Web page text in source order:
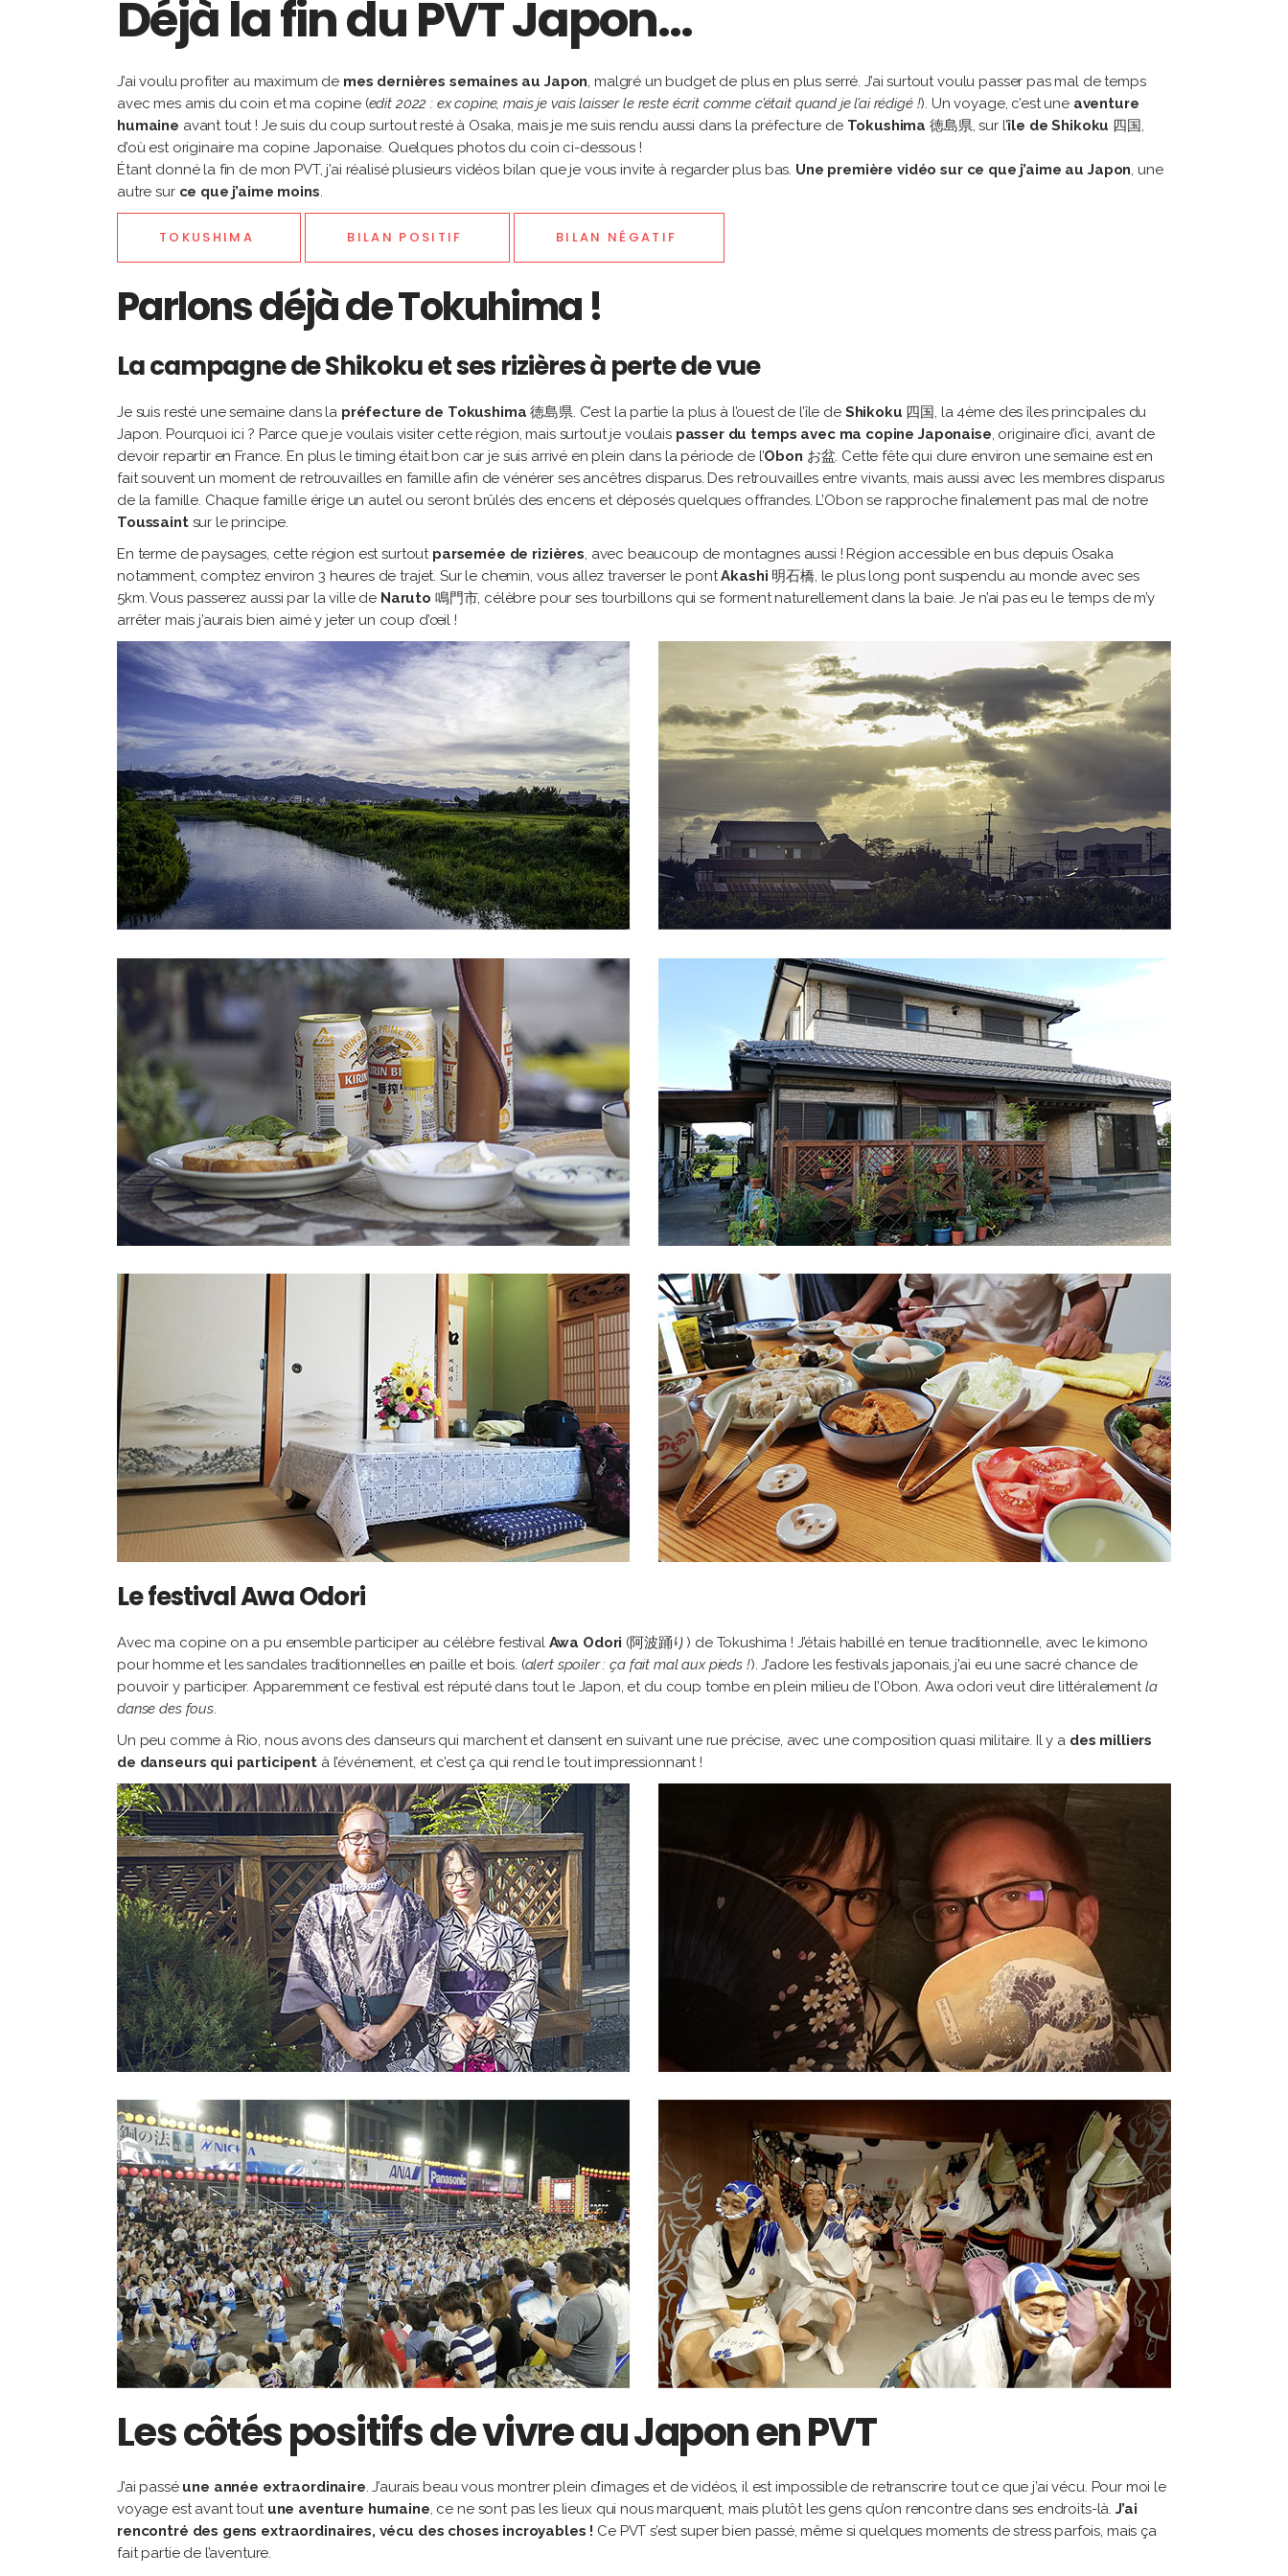
Déjà la fin du PVT Japon…
J’ai voulu profiter au maximum de mes dernières semaines au Japon, malgré un budget de plus en plus serré. J’ai surtout voulu passer pas mal de temps
avec mes amis du coin et ma copine (edit 2022 : ex copine, mais je vais laisser le reste écrit comme c’était quand je l’ai rédigé !). Un voyage, c’est une aventure
humaine avant tout ! Je suis du coup surtout resté à Osaka, mais je me suis rendu aussi dans la préfecture de Tokushima徳島県, sur l’île de Shikoku 四国,
d’où est originaire ma copine Japonaise. Quelques photos du coin ci-dessous !
Étant donné la fin de mon PVT, j’ai réalisé plusieurs vidéos bilan que je vous invite à regarder plus bas. Une première vidéo sur ce que j’aime au Japon, une
autre sur ce que j’aime moins.
TOKUSHIMA BILAN POSITIF BILAN NÉGATIF
Parlons déjà de Tokuhima !
La campagne de Shikoku et ses rizières à perte de vue
Je suis resté une semaine dans la préfecture de Tokushima徳島県. C’est la partie la plus à l’ouest de l’île de Shikoku 四国, la 4ème des îles principales du
Japon. Pourquoi ici ? Parce que je voulais visiter cette région, mais surtout je voulais passer du temps avec ma copine Japonaise, originaire d’ici, avant de
devoir repartir en France. En plus le timing était bon car je suis arrivé en plein dans la période de l’Obon お盆. Cette fête qui dure environ une semaine est en
fait souvent un moment de retrouvailles en famille afin de vénérer ses ancêtres disparus. Des retrouvailles entre vivants, mais aussi avec les membres disparus
de la famille. Chaque famille érige un autel ou seront brûlés des encens et déposés quelques offrandes. L’Obon se rapproche finalement pas mal de notre
Toussaintsur le principe.
En terme de paysages, cette région est surtout parsemée de rizières, avec beaucoup de montagnes aussi ! Région accessible en bus depuis Osaka
notamment, comptez environ 3 heures de trajet. Sur le chemin, vous allez traverser le pontAkashi 明石橋, le plus long pont suspendu au monde avec ses
5km. Vous passerez aussi par la ville de Naruto 鳴門市, célèbre pour ses tourbillons qui se forment naturellement dans la baie. Je n’ai pas eu le temps de m’y
arrêter mais j’aurais bien aimé y jeter un coup d’œil !
Le festival Awa Odori
Avec ma copine on a pu ensemble participer au célèbre festival Awa Odori (阿波踊り) de Tokushima ! J’étais habillé en tenue traditionnelle, avec le kimono
pour homme et les sandales traditionnelles en paille et bois. (alert spoiler : ça fait mal aux pieds !). J’adore les festivals japonais, j’ai eu une sacré chance de
pouvoir y participer. Apparemment ce festival est réputé dans tout le Japon, et du coup tombe en plein milieu de l’Obon. Awa odori veut dire littéralementla
danse des fous.
Un peu comme à Rio, nous avons des danseurs qui marchent et dansent en suivant une rue précise, avec une composition quasi militaire. Il y a des milliers
de danseurs qui participentà l’événement, et c’est ça qui rend le tout impressionnant !
Les côtés positifs de vivre au Japon en PVT
J’ai passé une année extraordinaire. J’aurais beau vous montrer plein d’images et de vidéos, il est impossible de retranscrire tout ce que j’ai vécu. Pour moi le
voyage est avant tout une aventure humaine, ce ne sont pas les lieux qui nous marquent, mais plutôt les gens qu’on rencontre dans ses endroits-là. J’ai
rencontré des gens extraordinaires, vécu des choses incroyables ! Ce PVT s’est super bien passé, même si quelques moments de stress parfois, mais ça
fait partie de l’aventure.